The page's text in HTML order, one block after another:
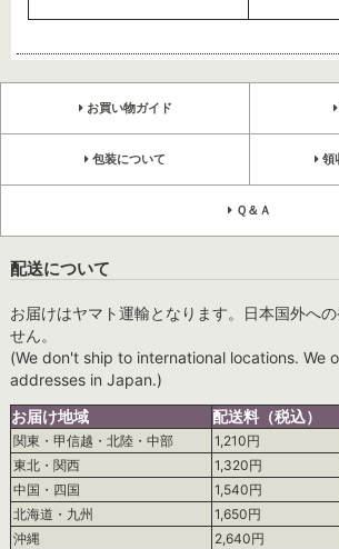
お買い物ガイド
包装について 領
Ｑ＆Ａ
配送について
お届けはヤマト運輸となります。日本国外へ
せん。
(We don't ship to international locations. We
addresses in Japan.)
お届け地域
配送料（税込）
関東・甲信越・北陸・中部
1,210円
東北・関西
1,320円
中国・四国
1,540円
北海道・九州
1,650円
沖縄
2,640円